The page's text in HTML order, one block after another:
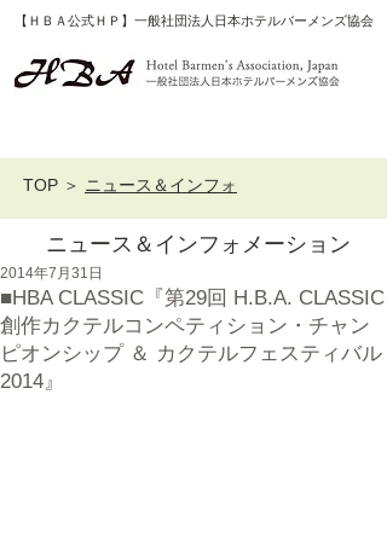
【ＨＢＡ公式ＨＰ】一般社団法人日本ホテルバーメンズ協会
TOP ＞ ニュース＆インフォ
ニュース＆インフォメーション
■HBA CLASSIC『第29回 H.B.A. CLASSIC
創作カクテルコンペティション・チャン
ピオンシップ ＆ カクテルフェスティバル
2014』
2014年7月31日